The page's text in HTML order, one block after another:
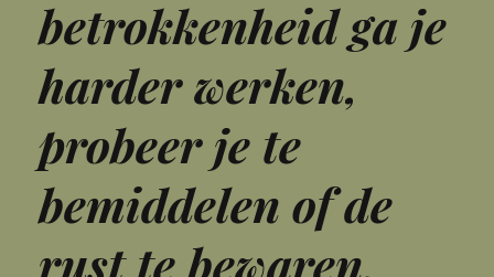
betrokkenheid ga je
harder werken,
probeer je te
bemiddelen of de
rust te bewaren,